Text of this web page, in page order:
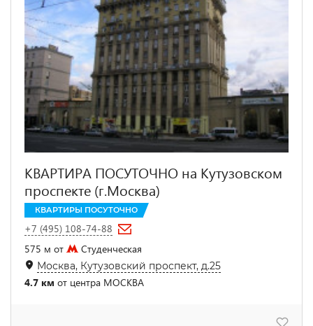
КВАРТИРА ПОСУТОЧНО на Кутузовском
проспекте (г.Москва)
КВАРТИРЫ ПОСУТОЧНО
+7 (495) 108-74-88
575 м от
Студенческая
Москва, Кутузовский проспект, д.25
4.7 км от центра МОСКВА